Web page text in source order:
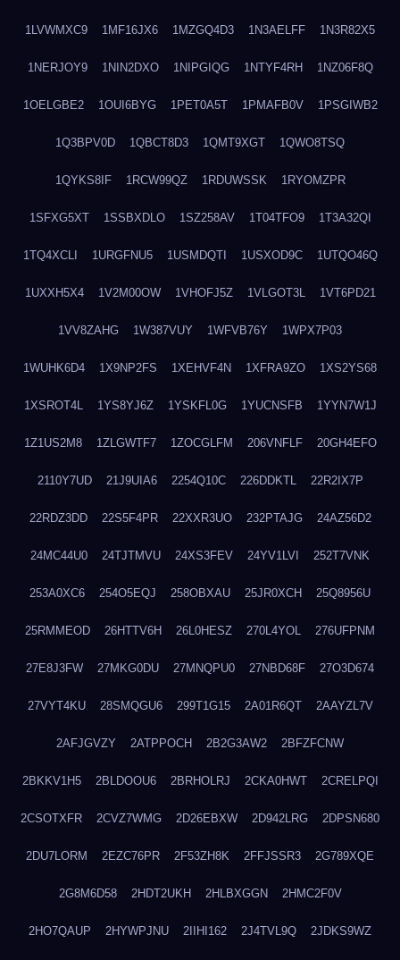
1LVWMXC9 1MF16JX6 1MZGQ4D3 1N3AELFF 1N3R82X5
1NERJOY9 1NIN2DXO 1NIPGIQG 1NTYF4RH 1NZ06F8Q
1OELGBE2 1OUI6BYG 1PET0A5T 1PMAFB0V 1PSGIWB2
1Q3BPV0D 1QBCT8D3 1QMT9XGT 1QWO8TSQ
1QYKS8IF 1RCW99QZ 1RDUWSSK 1RYOMZPR
1SFXG5XT 1SSBXDLO 1SZ258AV 1T04TFO9 1T3A32QI
1TQ4XCLI 1URGFNU5 1USMDQTI 1USXOD9C 1UTQO46Q
1UXXH5X4 1V2M00OW 1VHOFJ5Z 1VLGOT3L 1VT6PD21
1VV8ZAHG 1W387VUY 1WFVB76Y 1WPX7P03
1WUHK6D4 1X9NP2FS 1XEHVF4N 1XFRA9ZO 1XS2YS68
1XSROT4L 1YS8YJ6Z 1YSKFL0G 1YUCNSFB 1YYN7W1J
1Z1US2M8 1ZLGWTF7 1ZOCGLFM 206VNFLF 20GH4EFO
2110Y7UD 21J9UIA6 2254Q10C 226DDKTL 22R2IX7P
22RDZ3DD 22S5F4PR 22XXR3UO 232PTAJG 24AZ56D2
24MC44U0 24TJTMVU 24XS3FEV 24YV1LVI 252T7VNK
253A0XC6 254O5EQJ 258OBXAU 25JR0XCH 25Q8956U
25RMMEOD 26HTTV6H 26L0HESZ 270L4YOL 276UFPNM
27E8J3FW 27MKG0DU 27MNQPU0 27NBD68F 27O3D674
27VYT4KU 28SMQGU6 299T1G15 2A01R6QT 2AAYZL7V
2AFJGVZY 2ATPPOCH 2B2G3AW2 2BFZFCNW
2BKKV1H5 2BLDOOU6 2BRHOLRJ 2CKA0HWT 2CRELPQI
2CSOTXFR 2CVZ7WMG 2D26EBXW 2D942LRG 2DPSN680
2DU7LORM 2EZC76PR 2F53ZH8K 2FFJSSR3 2G789XQE
2G8M6D58 2HDT2UKH 2HLBXGGN 2HMC2F0V
2HO7QAUP 2HYWPJNU 2IIHI162 2J4TVL9Q 2JDKS9WZ